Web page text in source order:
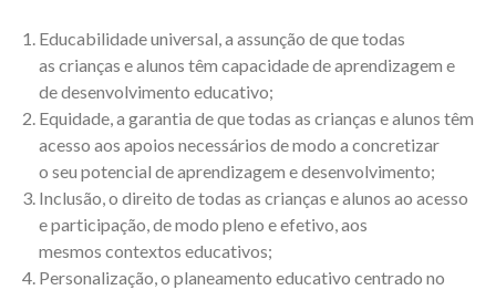
Educabilidade universal, a assunção de que todas
as crianças e alunos têm capacidade de aprendizagem e
de desenvolvimento educativo;
Equidade, a garantia de que todas as crianças e alunos têm
acesso aos apoios necessários de modo a concretizar
o seu potencial de aprendizagem e desenvolvimento;
Inclusão, o direito de todas as crianças e alunos ao acesso
e participação, de modo pleno e efetivo, aos
mesmos contextos educativos;
Personalização, o planeamento educativo centrado no